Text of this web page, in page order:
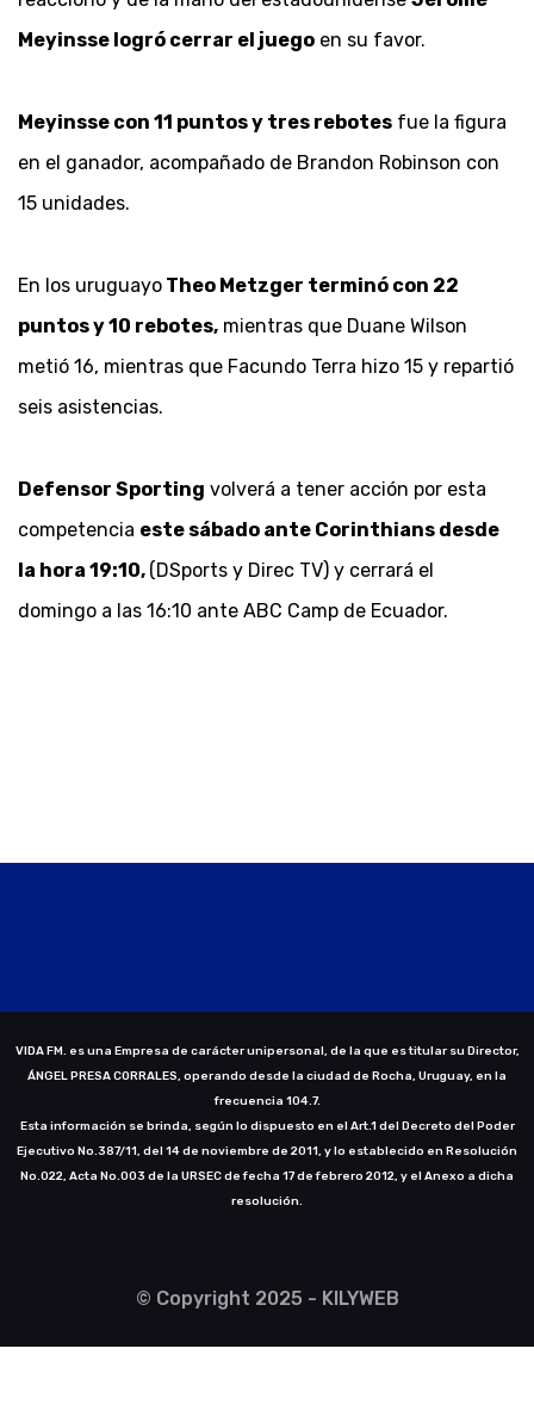
Meyinsse logró cerrar el juego en su favor.
Meyinsse con 11 puntos y tres rebotes fue la figura
en el ganador, acompañado de Brandon Robinson con
15 unidades.
En los uruguayo Theo Metzger terminó con 22
puntos y 10 rebotes, mientras que Duane Wilson
metió 16, mientras que Facundo Terra hizo 15 y repartió
seis asistencias.
Defensor Sporting volverá a tener acción por esta
competencia este sábado ante Corinthians desde
la hora 19:10, (DSports y Direc TV) y cerrará el
domingo a las 16:10 ante ABC Camp de Ecuador.
VIDA FM. es una Empresa de carácter unipersonal, de la que es titular su Director,
ÁNGEL PRESA CORRALES, operando desde la ciudad de Rocha, Uruguay, en la
frecuencia 104.7.
Esta información se brinda, según lo dispuesto en el Art.1 del Decreto del Poder
Ejecutivo No.387/11, del 14 de noviembre de 2011, y lo establecido en Resolución
No.022, Acta No.003 de la URSEC de fecha 17 de febrero 2012, y el Anexo a dicha
resolución.
© Copyright 2025 - KILYWEB